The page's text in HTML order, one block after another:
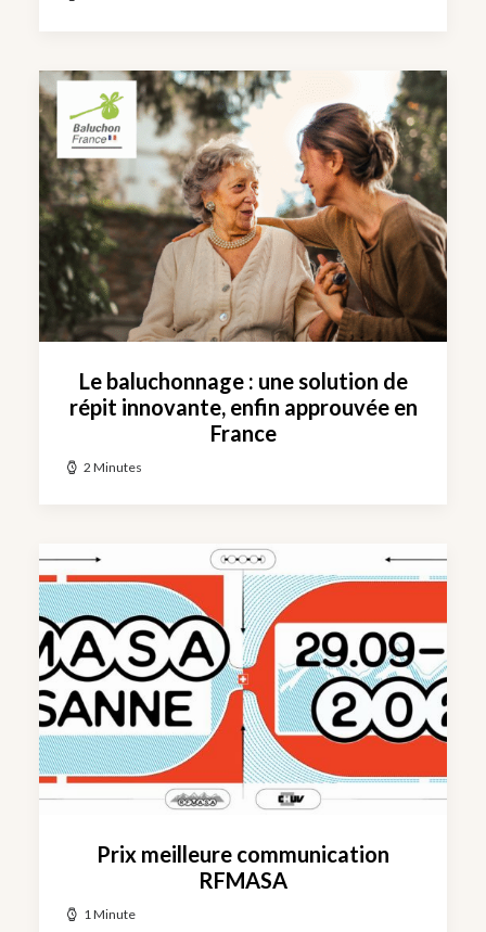
Le baluchonnage : une solution de
répit innovante, enfin approuvée en
France
2 Minutes
Prix meilleure communication
RFMASA
1 Minute